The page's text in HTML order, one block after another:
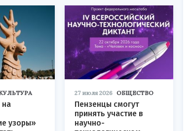
на
узоры»
27 июля 2026 ОБЩЕСТВО
Пензенцы смогут
принять участие в
научно-